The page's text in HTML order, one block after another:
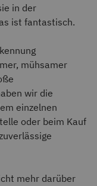
in der
ist fantastisch.
mühsamer
wir die
einzelnen
oder beim Kauf
mehr darüber